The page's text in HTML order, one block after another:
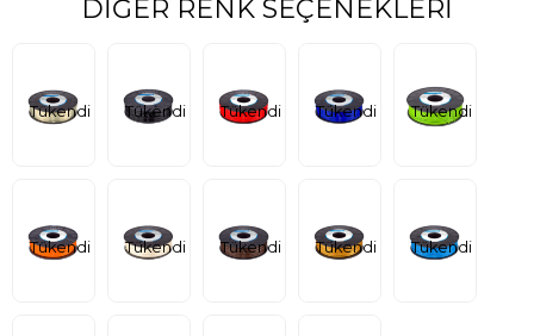
DIĞER RENK SEÇENEKLERI
Tükendi Tükendi Tükendi Tükendi Tükendi
Tükendi Tükendi Tükendi Tükendi Tükendi